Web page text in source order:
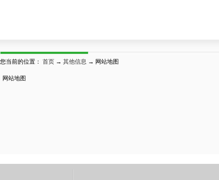
您当前的位置： 首页 → 其他信息 → 网站地图
网站地图